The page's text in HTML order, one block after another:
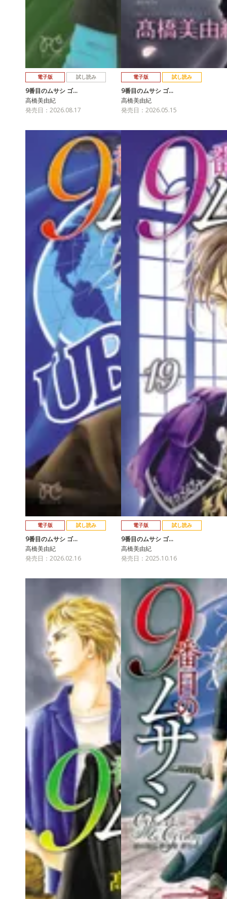
電子版 試し読み
9番目のムサシ ゴ…
高橋美由紀
発売日：2026.08.17
電子版 試し読み
9番目のムサシ ゴ…
高橋美由紀
発売日：2026.05.15
電子版 試し読み
9番目のムサシ ゴ…
高橋美由紀
発売日：2026.02.16
電子版 試し読み
9番目のムサシ ゴ…
高橋美由紀
発売日：2025.10.16